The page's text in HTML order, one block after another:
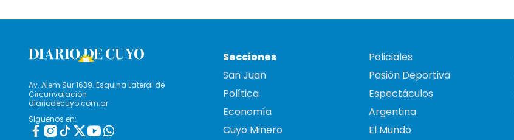
Av. Alem Sur 1639. Esquina Lateral de
Circunvalación
diariodecuyo.com.ar
Siguenos en:
Secciones
San Juan
Política
Economía
Cuyo Minero
Policiales
Pasión Deportiva
Espectáculos
Argentina
El Mundo